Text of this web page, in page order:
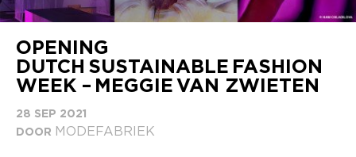
OPENING
DUTCH SUSTAINABLE FASHION
WEEK – MEGGIE VAN ZWIETEN
28 SEP 2021
DOOR MODEFABRIEK